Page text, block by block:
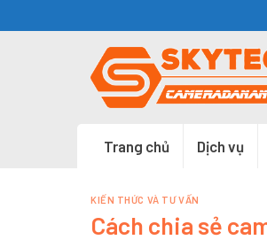
to
Trang chủ Dịch vụ
KIẾN THỨC VÀ TƯ VẤN
Cách chia sẻ